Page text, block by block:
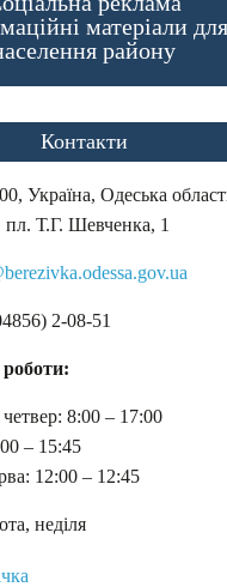
матеріали для
району
Контакти
Україна, Одеська
пл. Т.Г. Шевченка, 1
2-08-51
8:00 – 17:00
– 15:45
12:00 – 12:45
неділя